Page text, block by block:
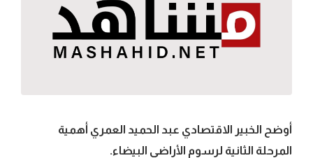
أوضح الخبير الاقتصادي عبد الحميد العمري أهمية
المرحلة الثانية لرسوم الأراضي البيضاء.